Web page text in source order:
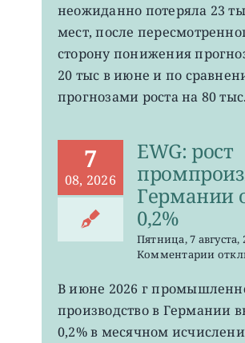
мест
США
неожиданно потеряла 23
мест, после
сторону понижения
20 тыс в июне и по
прогнозами роста на 80
7
08, 2026
EWG: рост
Германии
0,2%
Пятница, 7 августа,
Комментариик
EWG:
рост
В июне 2026 г
производство в Германии
0,2% в месячном